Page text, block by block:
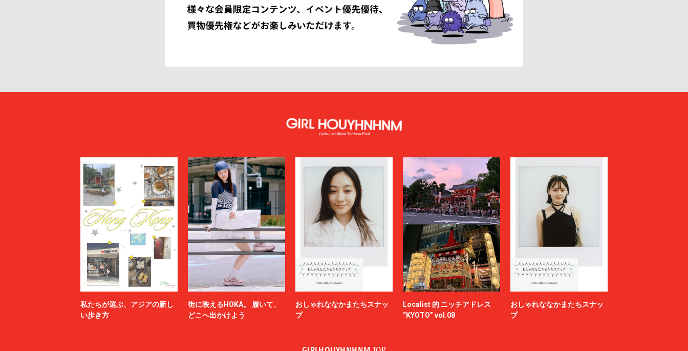
私たちが選ぶ、アジアの新し
い歩き方
街に映えるHOKA。 履いて、
どこへ出かけよう
おしゃれななかまたちスナッ
プ
Localist 的 ニッチアドレス
“KYOTO” vol.08
おしゃれななかまたちスナッ
プ